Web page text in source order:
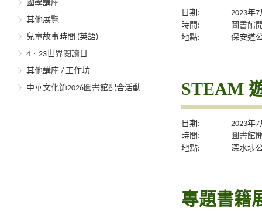
國學講座
其他展覽
兒童故事時間 (英語)
4．23世界閱讀日
其他講座 / 工作坊
中華文化節2026圖書館配合活動
日期:
2023年
時間:
圖書館
地點:
保安道
STEAM
日期:
2023年
時間:
圖書館
地點:
深水埗
專題書籍